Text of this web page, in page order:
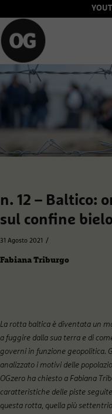
n. 12 – Baltico:
sul confine
31 Agosto 2021 /
Fabiana Triburgo
La rotta baltica è diventata un
a fuggire dalla sua terra e di
governi in funzione geopolitica.
analizzato i motivi delle
OGzero ha chiesto a Fabiana
caratteristiche delle piste
questa rotta, quella più